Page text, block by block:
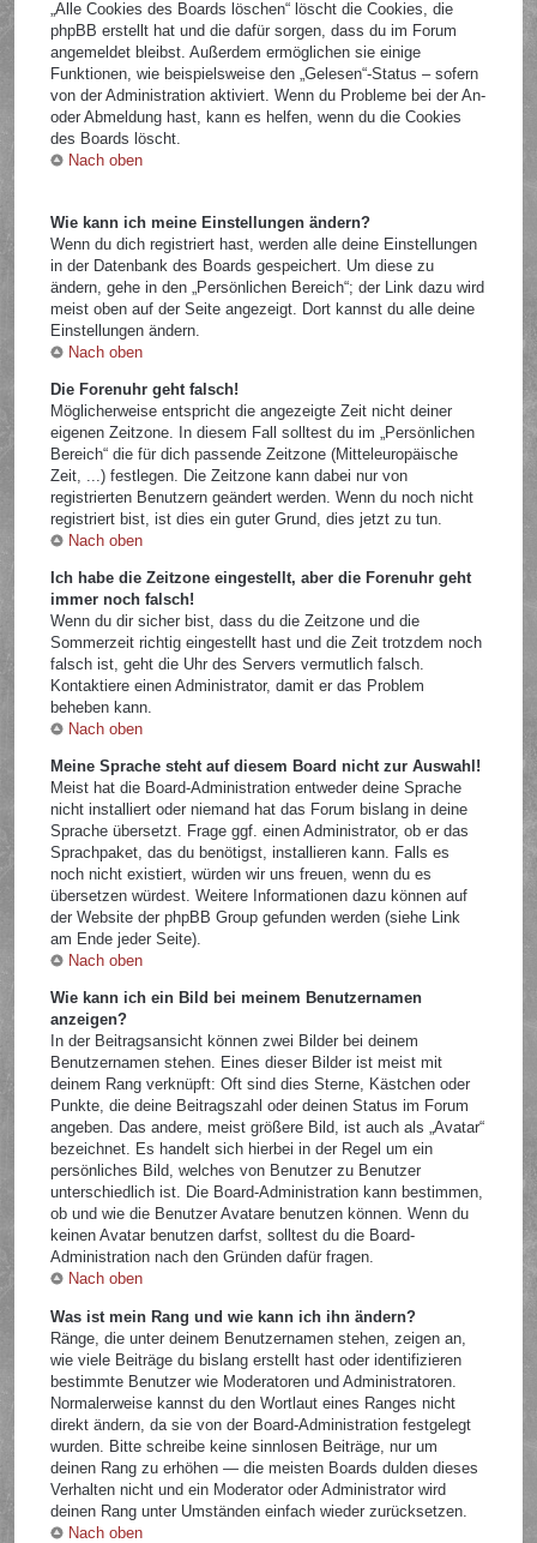
„Alle Cookies des Boards löschen“ löscht die Cookies, die
phpBB erstellt hat und die dafür sorgen, dass du im Forum
angemeldet bleibst. Außerdem ermöglichen sie einige
Funktionen, wie beispielsweise den „Gelesen“-Status – sofern
von der Administration aktiviert. Wenn du Probleme bei der An-
oder Abmeldung hast, kann es helfen, wenn du die Cookies
des Boards löscht.
Nach oben
Wie kann ich meine Einstellungen ändern?
Wenn du dich registriert hast, werden alle deine Einstellungen
in der Datenbank des Boards gespeichert. Um diese zu
ändern, gehe in den „Persönlichen Bereich“; der Link dazu wird
meist oben auf der Seite angezeigt. Dort kannst du alle deine
Einstellungen ändern.
Nach oben
Die Forenuhr geht falsch!
Möglicherweise entspricht die angezeigte Zeit nicht deiner
eigenen Zeitzone. In diesem Fall solltest du im „Persönlichen
Bereich“ die für dich passende Zeitzone (Mitteleuropäische
Zeit, ...) festlegen. Die Zeitzone kann dabei nur von
registrierten Benutzern geändert werden. Wenn du noch nicht
registriert bist, ist dies ein guter Grund, dies jetzt zu tun.
Nach oben
Ich habe die Zeitzone eingestellt, aber die Forenuhr geht
immer noch falsch!
Wenn du dir sicher bist, dass du die Zeitzone und die
Sommerzeit richtig eingestellt hast und die Zeit trotzdem noch
falsch ist, geht die Uhr des Servers vermutlich falsch.
Kontaktiere einen Administrator, damit er das Problem
beheben kann.
Nach oben
Meine Sprache steht auf diesem Board nicht zur Auswahl!
Meist hat die Board-Administration entweder deine Sprache
nicht installiert oder niemand hat das Forum bislang in deine
Sprache übersetzt. Frage ggf. einen Administrator, ob er das
Sprachpaket, das du benötigst, installieren kann. Falls es
noch nicht existiert, würden wir uns freuen, wenn du es
übersetzen würdest. Weitere Informationen dazu können auf
der Website der phpBB Group gefunden werden (siehe Link
am Ende jeder Seite).
Nach oben
Wie kann ich ein Bild bei meinem Benutzernamen
anzeigen?
In der Beitragsansicht können zwei Bilder bei deinem
Benutzernamen stehen. Eines dieser Bilder ist meist mit
deinem Rang verknüpft: Oft sind dies Sterne, Kästchen oder
Punkte, die deine Beitragszahl oder deinen Status im Forum
angeben. Das andere, meist größere Bild, ist auch als „Avatar“
bezeichnet. Es handelt sich hierbei in der Regel um ein
persönliches Bild, welches von Benutzer zu Benutzer
unterschiedlich ist. Die Board-Administration kann bestimmen,
ob und wie die Benutzer Avatare benutzen können. Wenn du
keinen Avatar benutzen darfst, solltest du die Board-
Administration nach den Gründen dafür fragen.
Nach oben
Was ist mein Rang und wie kann ich ihn ändern?
Ränge, die unter deinem Benutzernamen stehen, zeigen an,
wie viele Beiträge du bislang erstellt hast oder identifizieren
bestimmte Benutzer wie Moderatoren und Administratoren.
Normalerweise kannst du den Wortlaut eines Ranges nicht
direkt ändern, da sie von der Board-Administration festgelegt
wurden. Bitte schreibe keine sinnlosen Beiträge, nur um
deinen Rang zu erhöhen — die meisten Boards dulden dieses
Verhalten nicht und ein Moderator oder Administrator wird
deinen Rang unter Umständen einfach wieder zurücksetzen.
Nach oben